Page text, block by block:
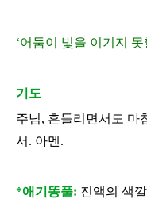
‘어둠이 빛을 이기지
기도
주님, 흔들리면서도 마
서 . 아멘 .
*애기똥풀: 진액의 색